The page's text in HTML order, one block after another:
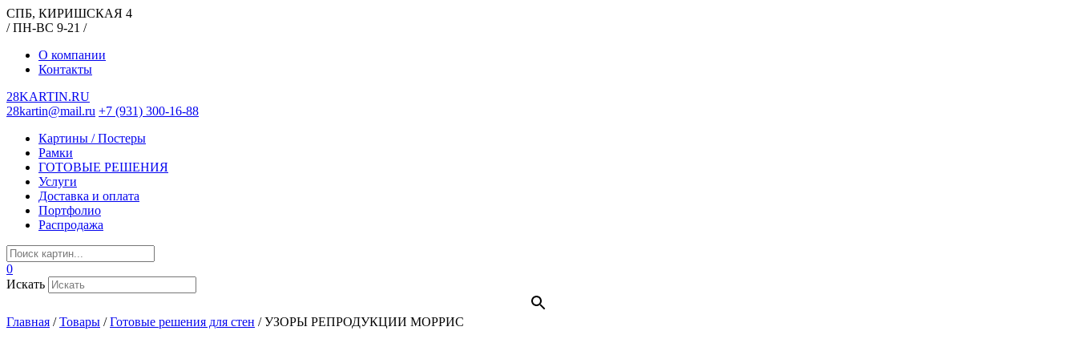
СПБ, КИРИШСКАЯ 4
/ ПН-ВС 9-21 /
О компании
Контакты
28KARTIN.RU
28kartin@mail.ru +7 (931) 300-16-88
Картины / Постеры
Рамки
ГОТОВЫЕ РЕШЕНИЯ
Услуги
Доставка и оплата
Портфолио
Распродажа
0
Искать
Главная /Товары /Готовые решения для стен /УЗОРЫ РЕПРОДУКЦИИ МОРРИС